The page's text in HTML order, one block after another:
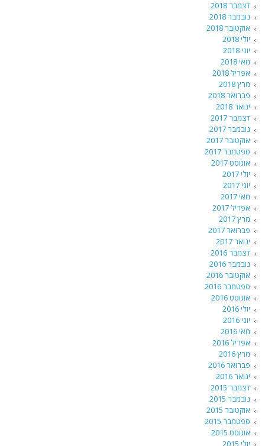
דצמבר 2018
נובמבר 2018
אוקטובר 2018
יולי 2018
יוני 2018
מאי 2018
אפריל 2018
מרץ 2018
פברואר 2018
ינואר 2018
דצמבר 2017
נובמבר 2017
אוקטובר 2017
ספטמבר 2017
אוגוסט 2017
יולי 2017
יוני 2017
מאי 2017
אפריל 2017
מרץ 2017
פברואר 2017
ינואר 2017
דצמבר 2016
נובמבר 2016
אוקטובר 2016
ספטמבר 2016
אוגוסט 2016
יולי 2016
יוני 2016
מאי 2016
אפריל 2016
מרץ 2016
פברואר 2016
ינואר 2016
דצמבר 2015
נובמבר 2015
אוקטובר 2015
ספטמבר 2015
אוגוסט 2015
יולי 2015